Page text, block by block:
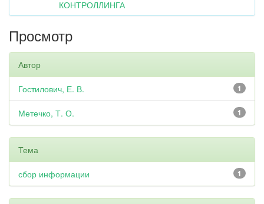
КОНТРОЛЛИНГА
Просмотр
Автор
1
Гостилович, Е. В.
1
Метечко, Т. О.
Тема
1
сбор информации